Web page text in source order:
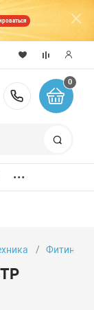
8 (800)
0
...
Фитинги